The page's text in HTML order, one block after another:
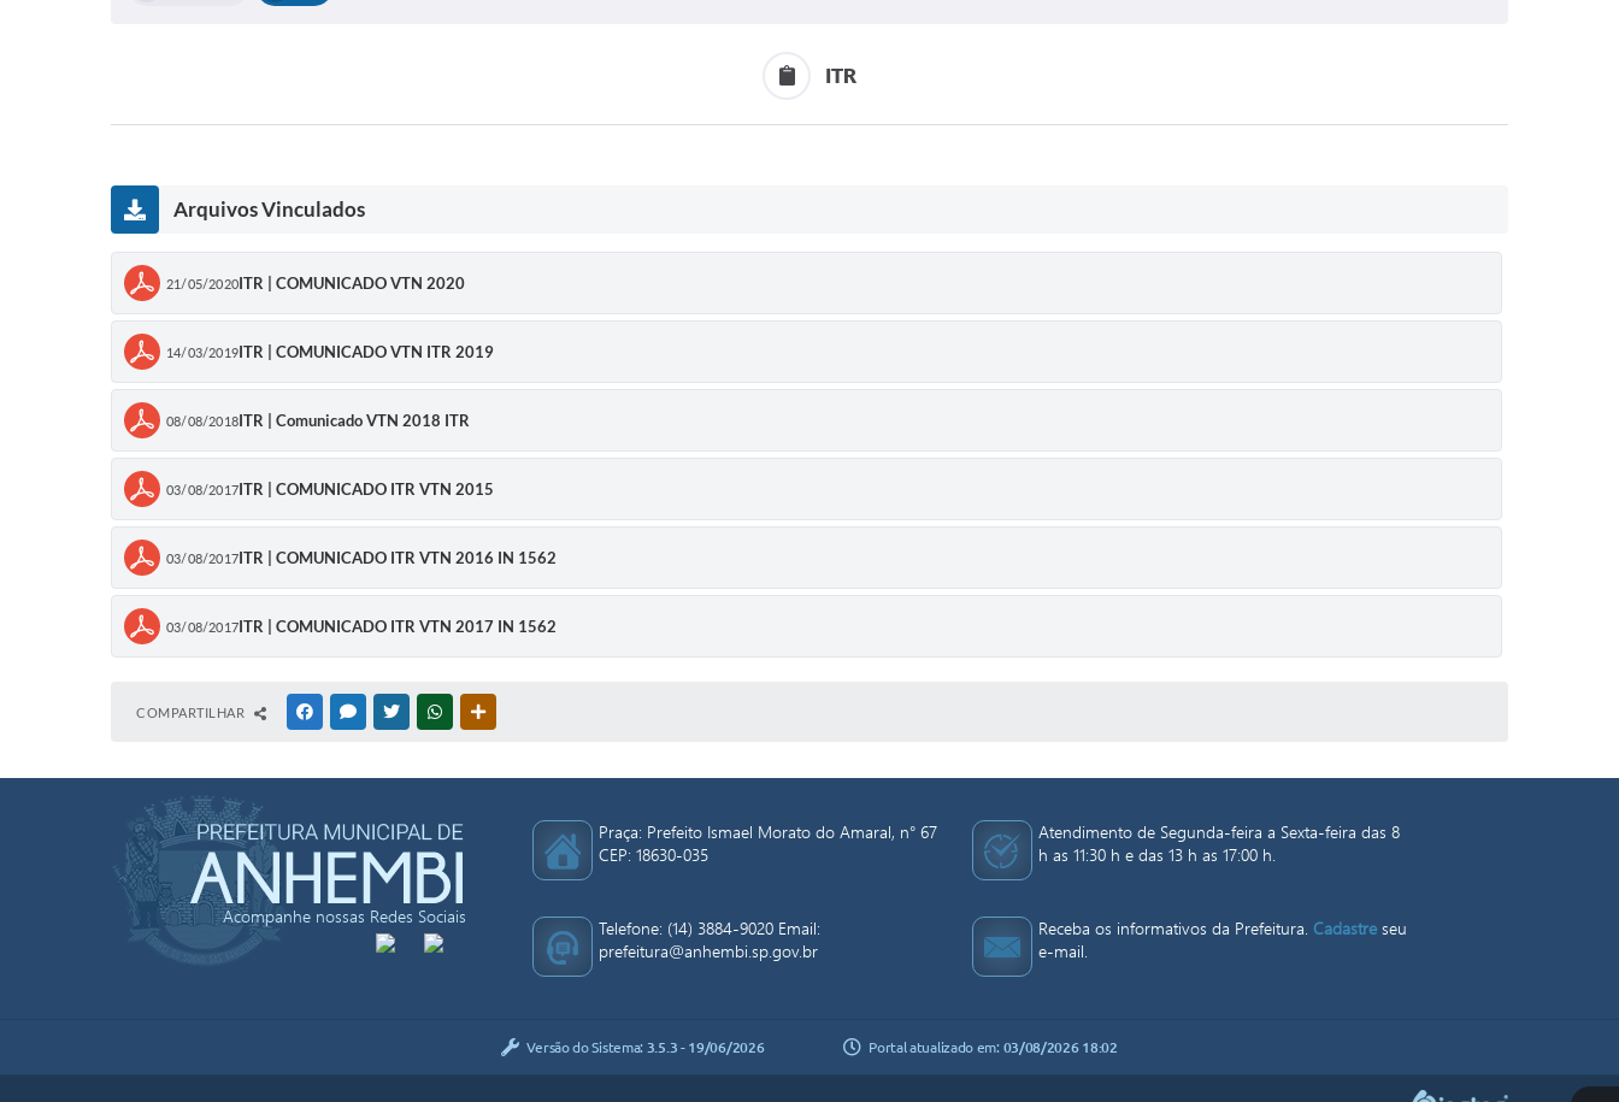
ITR
Arquivos Vinculados
21/05/2020ITR | COMUNICADO VTN 2020
14/03/2019ITR | COMUNICADO VTN ITR 2019
08/08/2018ITR | Comunicado VTN 2018 ITR
03/08/2017ITR | COMUNICADO ITR VTN 2015
03/08/2017ITR | COMUNICADO ITR VTN 2016 IN 1562
03/08/2017ITR | COMUNICADO ITR VTN 2017 IN 1562
COMPARTILHAR FACEBOOKMESSENGER
TWITTERWHATSAPP
Acompanhe nossas Redes Sociais
Praça: Prefeito Ismael Morato do Amaral, n° 67
CEP: 18630-035
Atendimento de Segunda-feira a Sexta-feira das 8
h as 11:30 h e das 13 h as 17:00 h.
Telefone: (14) 3884-9020 Email:
prefeitura@anhembi.sp.gov.br
Receba os informativos da Prefeitura. Cadastreseu
e-mail.
Versão do Sistema: 3.5.3 - 19/06/2026 Portal atualizado em: 03/08/2026 18:02